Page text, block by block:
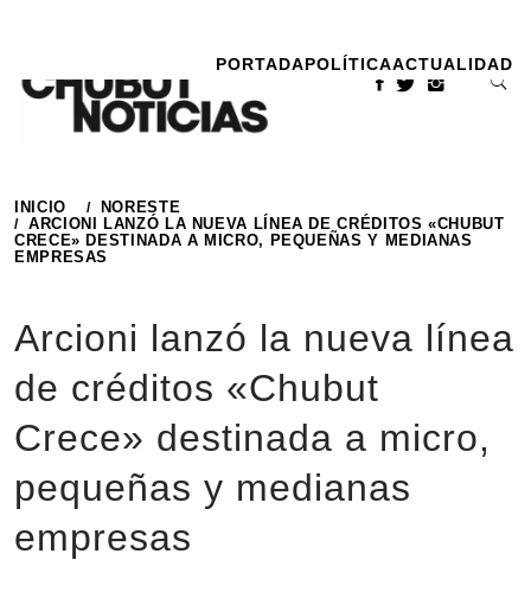
contenido
PORTADAPOLÍTICAACTUALIDAD
INICIO
NORESTE
ARCIONI LANZÓ LA NUEVA LÍNEA DE CRÉDITOS «CHUBUT
CRECE» DESTINADA A MICRO, PEQUEÑAS Y MEDIANAS
EMPRESAS
Arcioni lanzó la nueva línea
de créditos «Chubut
Crece» destinada a micro,
pequeñas y medianas
empresas